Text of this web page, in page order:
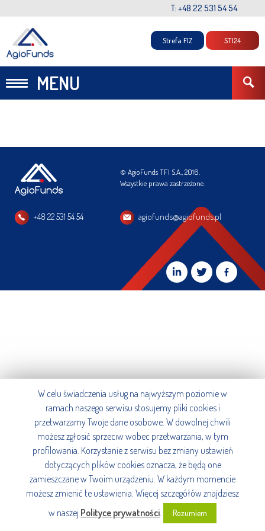
T: +48 22 531 54 54
MENU
Strefa FIZ STI24
© AgioFunds TFI S.A., 2016.
Wszystkie prawa zastrzeżone.
+48 22 531 54 54 agiofunds@agiofunds.pl
W celu świadczenia usług na najwyższym poziomie w
ramach naszego serwisu stosujemy pliki cookies i
przetwarzamy Twoje dane osobowe. W dowolnej chwili
możesz zgłosić sprzeciw wobec przetwarzania, w tym
profilowania. Korzystanie z serwisu bez zmiany ustawień
dotyczących plików cookies oznacza, że będą one
zamieszczane w Twoim urządzeniu. W każdym momencie
możesz zmienić te ustawienia. Więcej szczegółów znajdziesz
w naszej Polityce prywatności. Rozumiem